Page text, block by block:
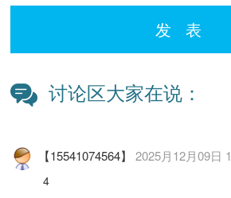
发 表
讨论区大家在说：
【15541074564】2025月12月09日
4